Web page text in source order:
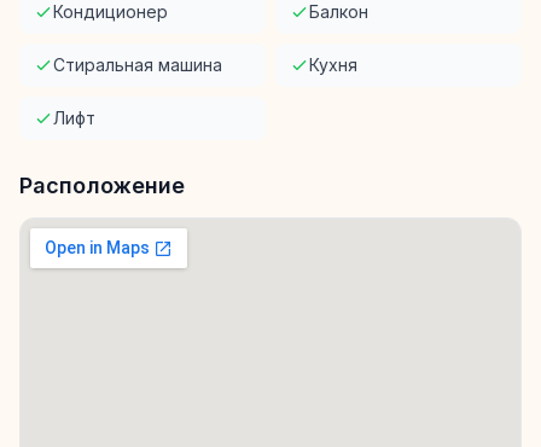
Кондиционер Балкон
Стиральная машина Кухня
Лифт
Расположение